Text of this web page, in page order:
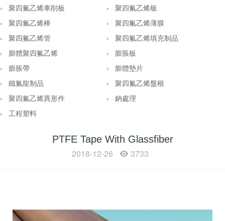
› 聚四氟乙烯車削板
› 聚四氟乙烯板
› 聚四氟乙烯棒
› 聚四氟乙烯薄膜
› 聚四氟乙烯管
› 聚四氟乙烯填充制品
› 膨體聚四氟乙烯
› 膨脹板
› 膨脹帶
› 膨體墊片
› 鐵氟龍制品
› 聚四氟乙烯盤根
› 聚四氟乙烯異形件
› 鈉處理
› 工程塑料
PTFE Tape With Glassfiber
2018-12-26 3733